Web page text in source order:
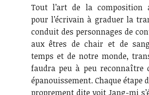
Tout l’art de la composition
pour l’écrivain à graduer la
conduit des personnages de
aux êtres de chair et de
temps et de notre monde,
faudra peu à peu reconnaître
épanouissement. Chaque étape
proprement dite voit Jang-mi